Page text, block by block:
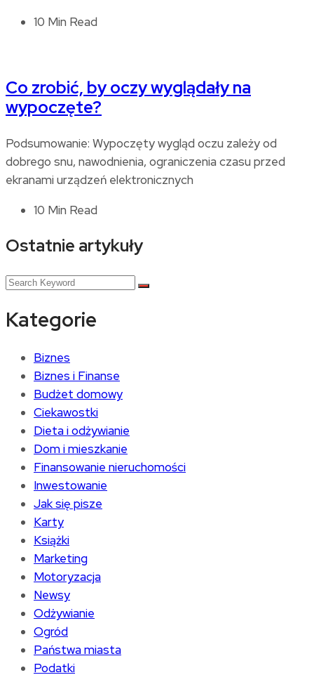
10 Min Read
Co zrobić, by oczy wyglądały na
wypoczęte?
Podsumowanie: Wypoczęty wygląd oczu zależy od
dobrego snu, nawodnienia, ograniczenia czasu przed
ekranami urządzeń elektronicznych
10 Min Read
Ostatnie artykuły
Kategorie
Biznes
Biznes i Finanse
Budżet domowy
Ciekawostki
Dieta i odżywianie
Dom i mieszkanie
Finansowanie nieruchomości
Inwestowanie
Jak się pisze
Karty
Książki
Marketing
Motoryzacja
Newsy
Odżywianie
Ogród
Państwa miasta
Podatki